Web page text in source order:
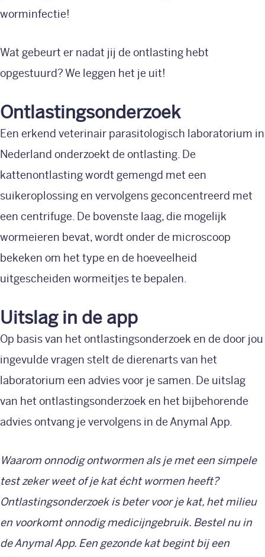
worminfectie!
Wat gebeurt er nadat jij de ontlasting hebt
opgestuurd? We leggen het je uit!
Ontlastingsonderzoek
Een erkend veterinair parasitologisch laboratorium in
Nederland onderzoekt de ontlasting. De
kattenontlasting wordt gemengd met een
suikeroplossing en vervolgens geconcentreerd met
een centrifuge. De bovenste laag, die mogelijk
wormeieren bevat, wordt onder de microscoop
bekeken om het type en de hoeveelheid
uitgescheiden wormeitjes te bepalen.
Uitslag in de app
Op basis van het ontlastingsonderzoek en de door jou
ingevulde vragen stelt de dierenarts van het
laboratorium een advies voor je samen. De uitslag
van het ontlastingsonderzoek en het bijbehorende
advies ontvang je vervolgens in de Anymal App.
Waarom onnodig ontwormen als je met een simpele
test zeker weet of je kat écht wormen heeft?
Ontlastingsonderzoek is beter voor je kat, het milieu
en voorkomt onnodig medicijngebruik. Bestel nu in
de Anymal App. Een gezonde kat begint bij een